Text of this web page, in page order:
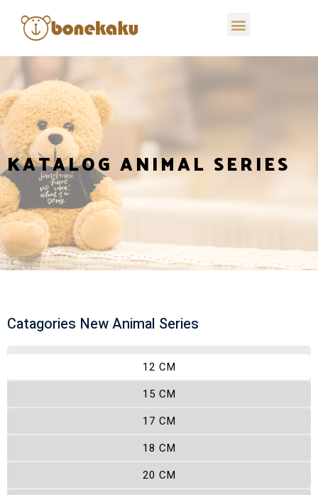
KATALOG ANIMAL SERIES
Catagories New Animal Series
12 CM
15 CM
17 CM
18 CM
20 CM